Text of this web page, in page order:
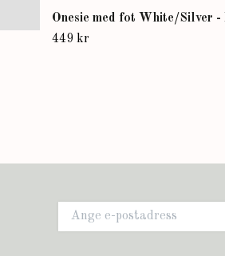
Onesie med fot White/Silver
449 kr